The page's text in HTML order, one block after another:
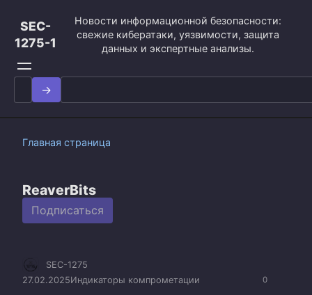
контенту
SEC-
1275-1
Новости информационной безопасности:
свежие кибератаки, уязвимости, защита
данных и экспертные анализы.
Search
for:
Главная страница
ReaverBits
Подписаться
0
SEC-1275
27.02.2025Индикаторы компрометации